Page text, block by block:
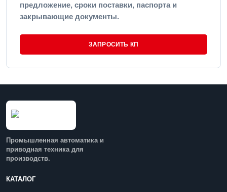
предложение, сроки поставки, паспорта и
закрывающие документы.
ЗАПРОСИТЬ КП
Промышленная автоматика и
приводная техника для
производств.
КАТАЛОГ